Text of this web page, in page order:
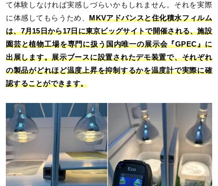
て体験しなければ実感しづらいかもしれません。それを実際
に体感してもらうため、MKVアドバンスと住化積水フィルム
は、7月15日から17日に東京ビッグサイトで開催される、施設
園芸と植物工場を専門に扱う国内唯一の展示会『GPEC』に
出展します。展示ブースに設置されたデモ装置で、それぞれ
の製品がどれほど温度上昇を抑制するかを温度計で実際に確
認することができます。